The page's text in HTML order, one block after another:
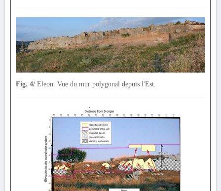
Fig. 4/ Eleon. Vue du mur polygonal depuis l'Est.